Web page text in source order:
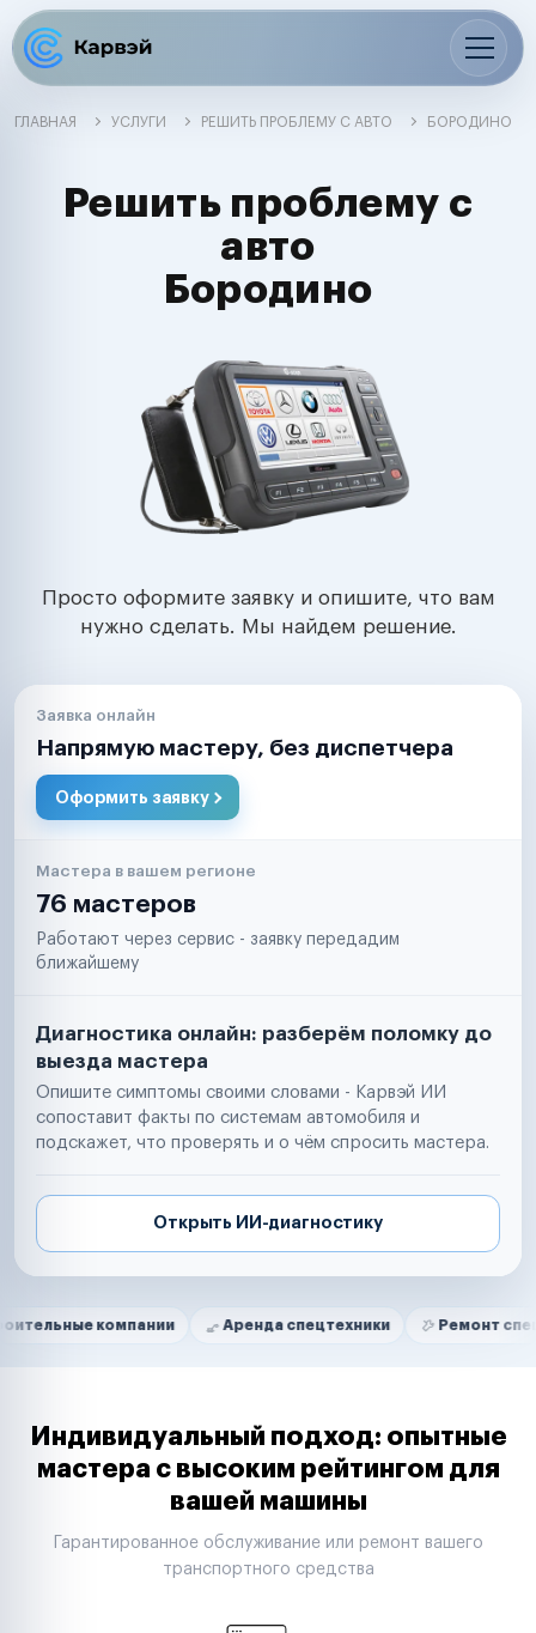
ГЛАВНАЯ УСЛУГИ РЕШИТЬ ПРОБЛЕМУ С АВТО БОРОДИНО
Решить проблему с
авто
Бородино
Просто оформите заявку и опишите, что вам
нужно сделать. Мы найдем решение.
Заявка онлайн
Напрямую мастеру, без диспетчера
Оформить заявку
Мастера в вашем регионе
76 мастеров
Работают через сервис - заявку передадим
ближайшему
Диагностика онлайн: разберём поломку до
выезда мастера
Опишите симптомы своими словами - Карвэй ИИ
сопоставит факты по системам автомобиля и
подскажет, что проверять и о чём спросить мастера.
Открыть ИИ-диагностику
Нам доверяют
Аренда спецтехники Ремонт спецтехники
Маркетплейсы
Таксопарки
Автодилеры
Строительные компании
Аренда спецтехники
Индивидуальный подход: опытные
мастера с высоким рейтингом для
вашей машины
Гарантированное обслуживание или ремонт вашего
транспортного средства